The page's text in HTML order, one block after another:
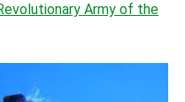
Army of the